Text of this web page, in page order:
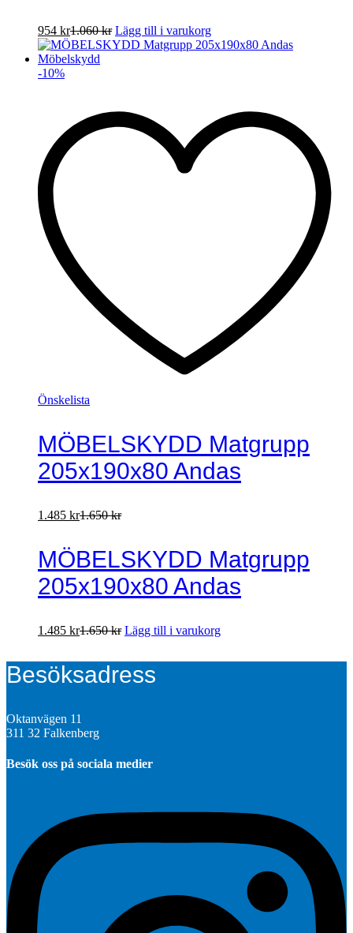
954 kr1.060kr Lägg till i varukorg
-10%
Önskelista
MÖBELSKYDD Matgrupp
205x190x80 Andas
1.485 kr1.650kr
MÖBELSKYDD Matgrupp
205x190x80 Andas
1.485 kr1.650kr Lägg till i varukorg
Besöksadress
Oktanvägen 11
311 32 Falkenberg
Besök oss på sociala medier